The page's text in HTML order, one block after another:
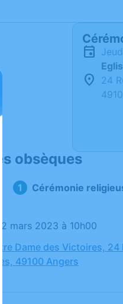
24
obsèques
Cérémonie
mars 2023 à 10h00
Dame des Victoires,
49100 Angers